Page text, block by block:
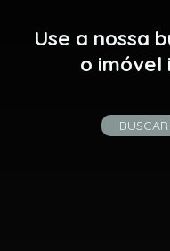
Use a nossa
o imóvel